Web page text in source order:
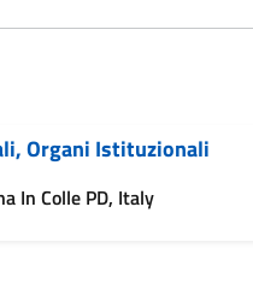
Organi Istituzionali
In Colle PD, Italy